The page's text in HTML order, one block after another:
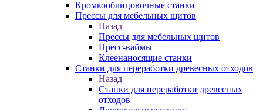
Кромкооблицовочные станки
Прессы для мебельных щитов
Назад
Прессы для мебельных щитов
Пресс-ваймы
Клеенаносящие станки
Станки для переработки древесных отходов
Назад
Станки для переработки древесных
отходов